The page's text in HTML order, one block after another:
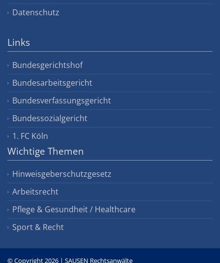
Datenschutz
Links
Bundesgerichtshof
Bundesarbeitsgericht
Bundesverfassungsgericht
Bundessozialgericht
1. FC Köln
Wichtige Themen
Hinweisgeberschutzgesetz
Arbeitsrecht
Pflege & Gesundheit / Healthcare
Sport & Recht
© Copyright 2026 | SAUSEN Rechtsanwälte